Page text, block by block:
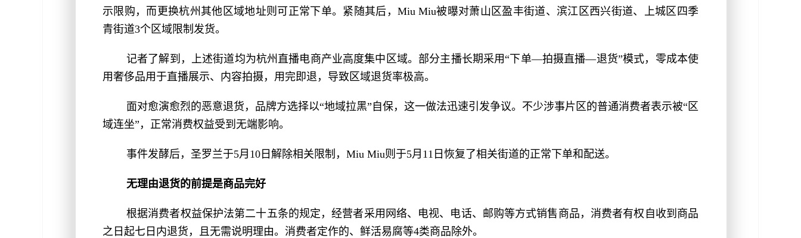
示限购，而更换杭州其他区域地址则可正常下单。紧随其后，Miu Miu被曝对萧山区盈丰街道、滨江区西兴街道、上城区四季
青街道3个区域限制发货。
记者了解到，上述街道均为杭州直播电商产业高度集中区域。部分主播长期采用“下单—拍摄直播—退货”模式，零成本使
用奢侈品用于直播展示、内容拍摄，用完即退，导致区域退货率极高。
面对愈演愈烈的恶意退货，品牌方选择以“地域拉黑”自保，这一做法迅速引发争议。不少涉事片区的普通消费者表示被“区
域连坐”，正常消费权益受到无端影响。
事件发酵后，圣罗兰于5月10日解除相关限制，Miu Miu则于5月11日恢复了相关街道的正常下单和配送。
无理由退货的前提是商品完好
根据消费者权益保护法第二十五条的规定，经营者采用网络、电视、电话、邮购等方式销售商品，消费者有权自收到商品
之日起七日内退货，且无需说明理由。消费者定作的、鲜活易腐等4类商品除外。